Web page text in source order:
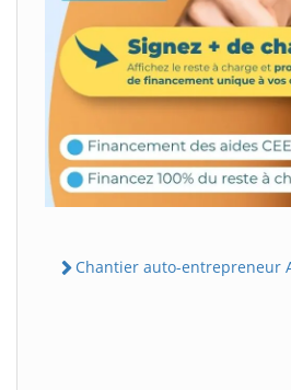
Chantier auto-entrepreneur